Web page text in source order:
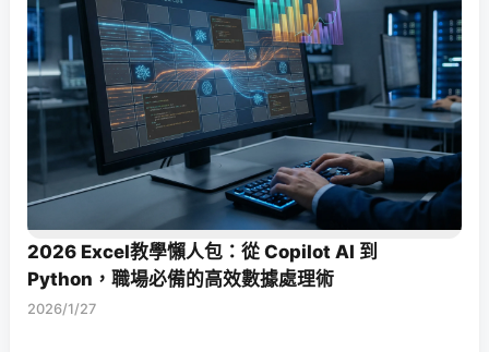
2026 Excel教學懶人包：從 Copilot AI 到
Python，職場必備的高效數據處理術
2026/1/27